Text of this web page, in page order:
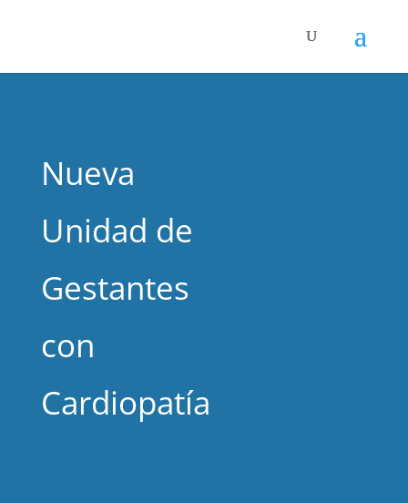
Nueva
Unidad de
Gestantes
con
Cardiopatía